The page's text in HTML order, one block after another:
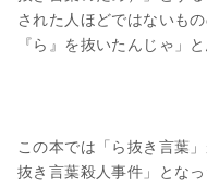
された人ほどではないも
『ら』を抜いたんじゃ」
この本では「ら抜き言葉
抜き言葉殺人事件」とな